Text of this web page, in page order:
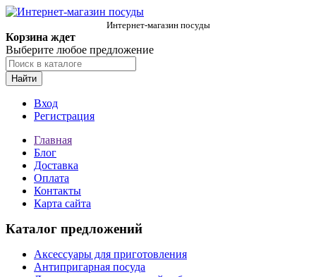
Интернет-магазин посуды
Корзина ждет
Выберите любое предложение
Найти
Вход
Регистрация
Главная
Блог
Доставка
Оплата
Контакты
Карта сайта
Каталог предложений
Аксессуары для приготовления
Антипригарная посуда